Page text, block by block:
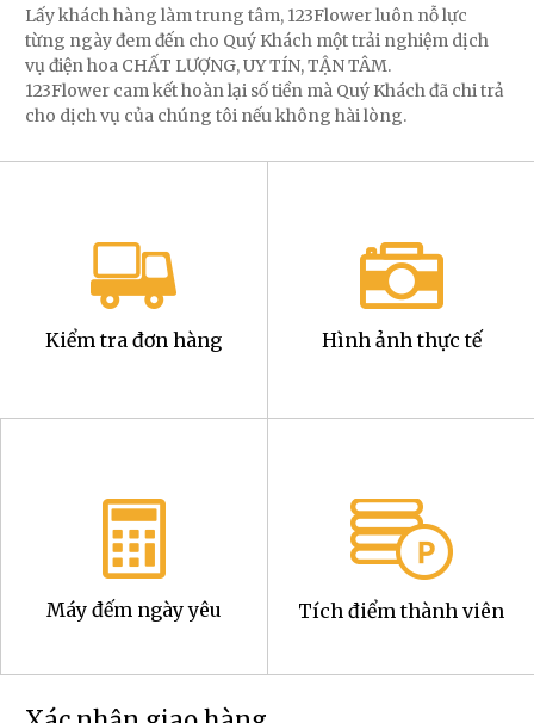
Lấy khách hàng làm trung tâm, 123Flower luôn nỗ lực
từng ngày đem đến cho Quý Khách một trải nghiệm dịch
vụ điện hoa CHẤT LƯỢNG, UY TÍN, TẬN TÂM.
123Flower cam kết hoàn lại số tiền mà Quý Khách đã chi trả
cho dịch vụ của chúng tôi nếu không hài lòng.
Kiểm tra đơn hàng Hình ảnh thực tế
Máy đếm ngày yêu Tích điểm thành viên